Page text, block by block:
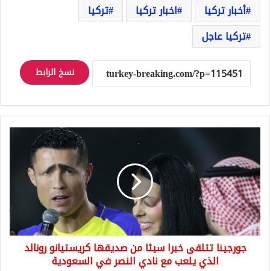
أخبار تركيا اخبار تركيا
تركيا
تركيا عاجل
نسخ الرابط
خبرا
سيئا
من
صديقها
كريستيانو
رونالد
الذي
يلعبجورجينا تتلقى خبرا سيئا من صديقها كريستيانو رونالد
الذي يلعب مع نادي النصر في السعودية